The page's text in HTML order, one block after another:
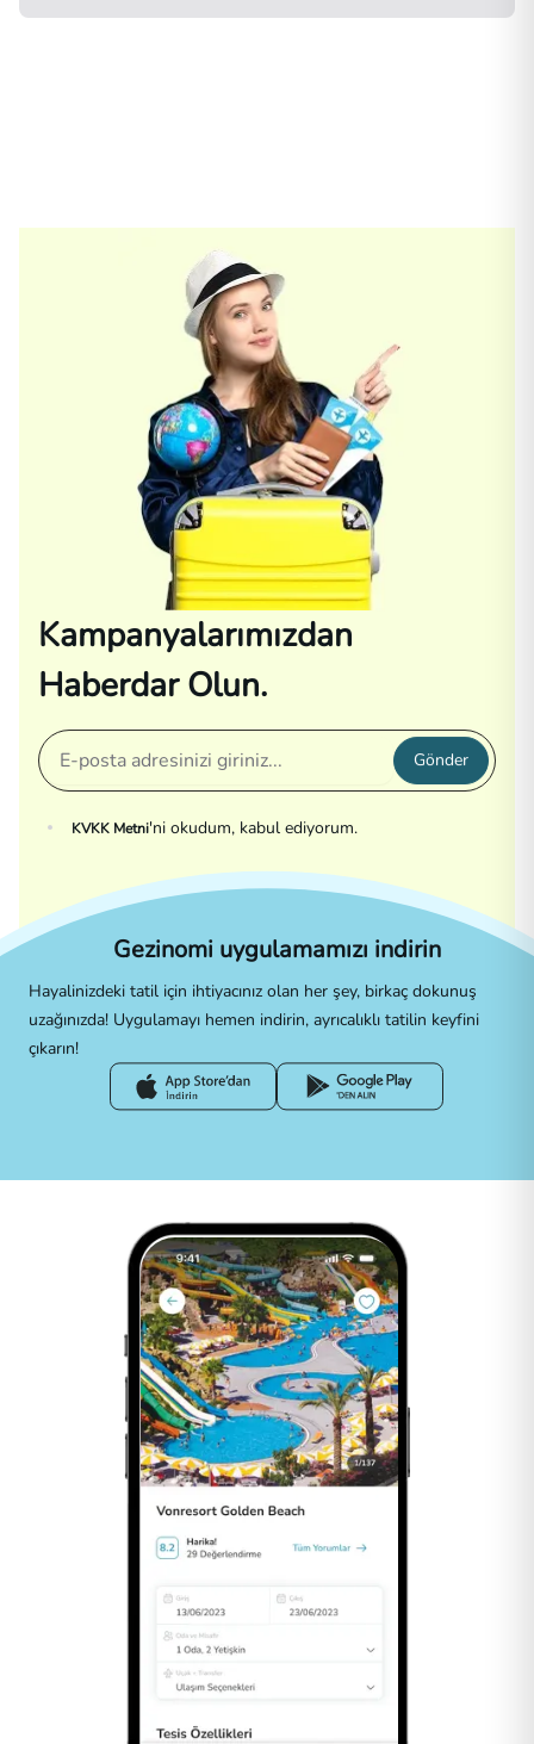
Kampanyalarımızdan
Haberdar Olun.
Gönder
KVKK Metni'ni okudum, kabul ediyorum.
Gezinomi uygulamamızı indirin
Hayalinizdeki tatil için ihtiyacınız olan her şey, birkaç dokunuş
uzağınızda! Uygulamayı hemen indirin, ayrıcalıklı tatilin keyfini
çıkarın!